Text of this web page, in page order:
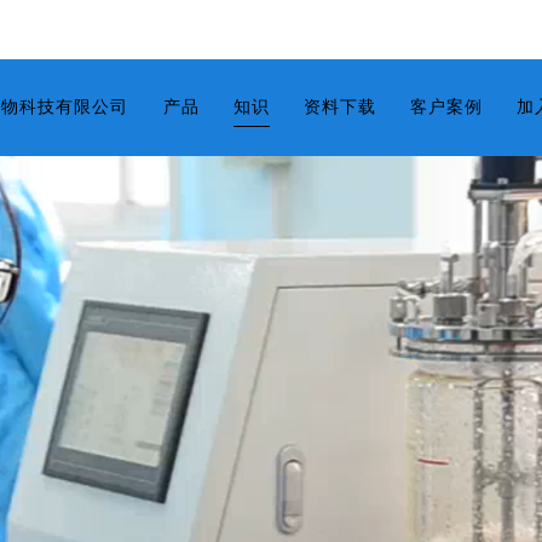
科技有限公司 产品 知识 资料下载 客户案例 加